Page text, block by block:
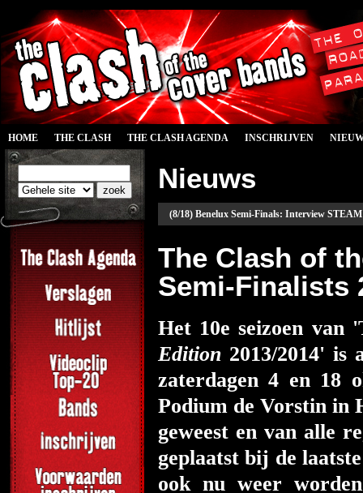
HOME THE CLASH THE CLASH AGENDA INSCHRIJVEN
Nieuws
(8/18) Benelux Semi-Finals: Interview
The Clash of
Semi-Finalists
Het 10e seizoen van
Edition 2013/2014' is
zaterdagen 4 en 18
Podium de Vorstin in
geweest en van alle
geplaatst bij de
ook nu weer